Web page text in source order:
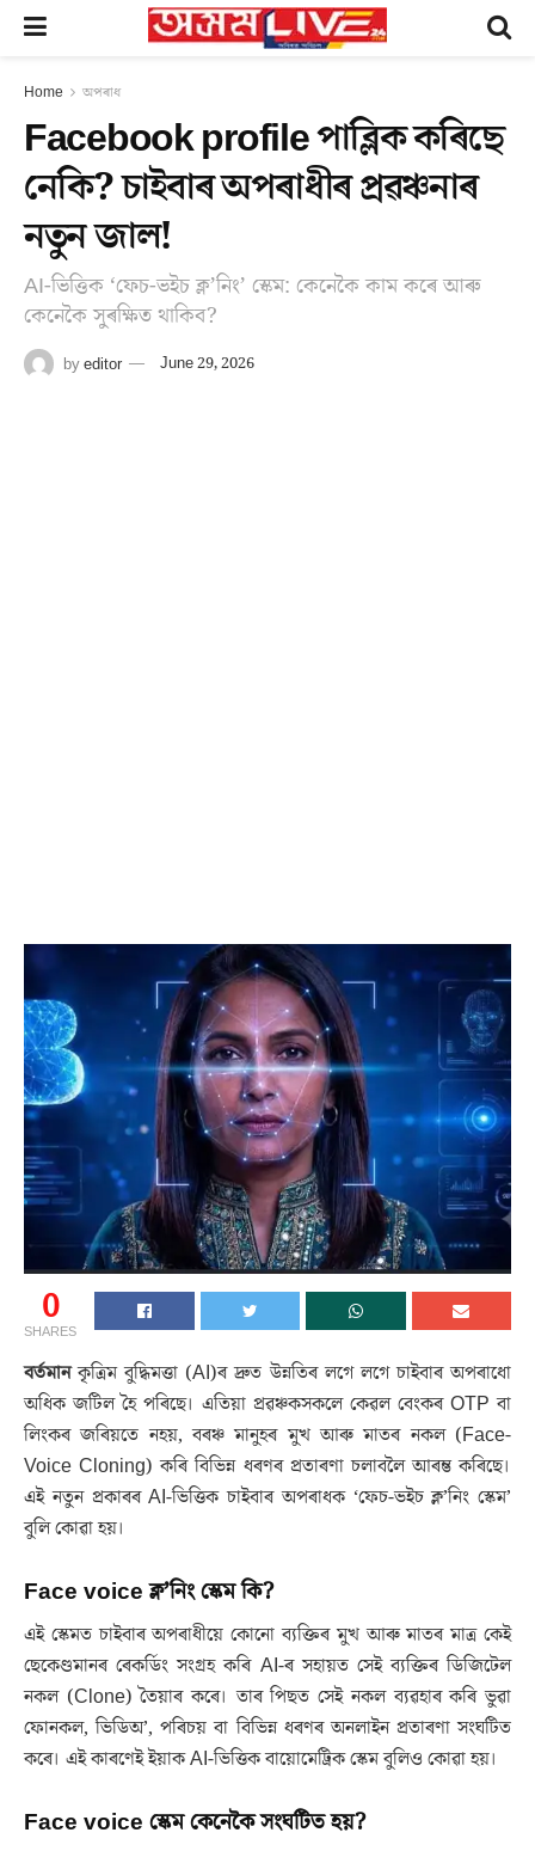
Home অপৰাধ
Facebook profile পাব্লিক কৰিছে
নেকি? চাইবাৰ অপৰাধীৰ প্ৰৱঞ্চনাৰ
নতুন জাল!
AI-ভিত্তিক ‘ফেচ-ভইচ ক্ল’নিং’ স্কেম: কেনেকৈ কাম কৰে আৰু
কেনেকৈ সুৰক্ষিত থাকিব?
byeditor June 29, 2026
0
SHARES
বৰ্তমানকৃত্ৰিম বুদ্ধিমত্তা (AI)ৰ দ্ৰুত উন্নতিৰ লগে লগে চাইবাৰ অপৰাধো
অধিক জটিল হৈ পৰিছে। এতিয়া প্ৰৱঞ্চকসকলে কেৱল বেংকৰ OTP বা
লিংকৰ জৰিয়তে নহয়, বৰঞ্চ মানুহৰ মুখ আৰু মাতৰ নকল (Face-
Voice Cloning) কৰি বিভিন্ন ধৰণৰ প্ৰতাৰণা চলাবলৈ আৰম্ভ কৰিছে।
এই নতুন প্ৰকাৰৰ AI-ভিত্তিক চাইবাৰ অপৰাধক ‘ফেচ-ভইচ ক্ল’নিং স্কেম’
বুলি কোৱা হয়।
Face voice ক্ল’নিং স্কেম কি?
এই স্কেমত চাইবাৰ অপৰাধীয়ে কোনো ব্যক্তিৰ মুখ আৰু মাতৰ মাত্ৰ কেই
ছেকেণ্ডমানৰ ৰেকৰ্ডিং সংগ্ৰহ কৰি AI-ৰ সহায়ত সেই ব্যক্তিৰ ডিজিটেল
নকল (Clone) তৈয়াৰ কৰে। তাৰ পিছত সেই নকল ব্যৱহাৰ কৰি ভুৱা
ফোনকল, ভিডিঅ’, পৰিচয় বা বিভিন্ন ধৰণৰ অনলাইন প্ৰতাৰণা সংঘটিত
কৰে। এই কাৰণেই ইয়াক AI-ভিত্তিক বায়োমেট্ৰিক স্কেম বুলিও কোৱা হয়।
Face voice স্কেম কেনেকৈ সংঘটিত হয়?